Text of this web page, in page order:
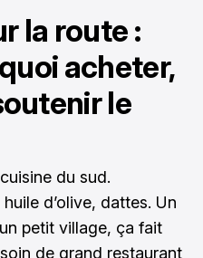
la route :
acheter,
le
du sud.
d’olive, dattes. Un
petit village, ça fait
de grand restaurant